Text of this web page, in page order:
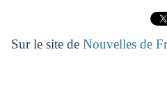
Sur le site de Nouvelles de